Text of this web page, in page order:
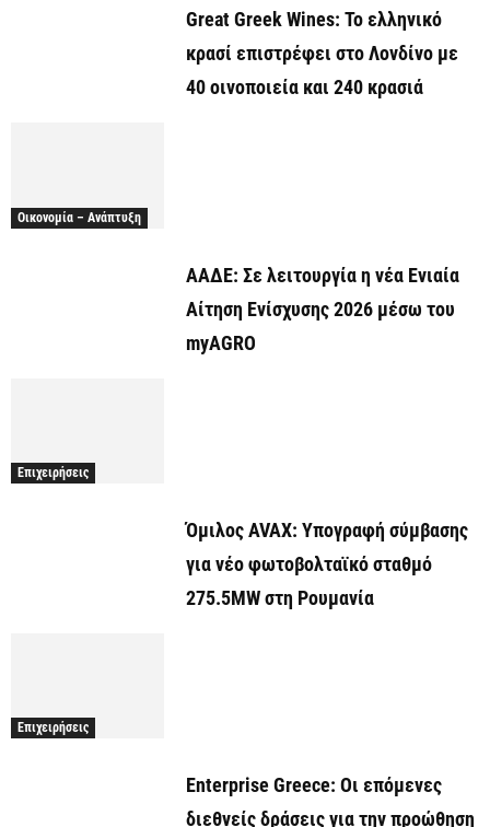
Great Greek Wines: Το ελληνικό
κρασί επιστρέφει στο Λονδίνο με
40 οινοποιεία και 240 κρασιά
Οικονομία – Ανάπτυξη
ΑΑΔΕ: Σε λειτουργία η νέα Ενιαία
Αίτηση Ενίσχυσης 2026 μέσω του
myAGRO
Επιχειρήσεις
Όμιλος AVAX: Υπογραφή σύμβασης
για νέο φωτοβολταϊκό σταθμό
275.5MW στη Ρουμανία
Επιχειρήσεις
Enterprise Greece: Οι επόμενες
διεθνείς δράσεις για την προώθηση